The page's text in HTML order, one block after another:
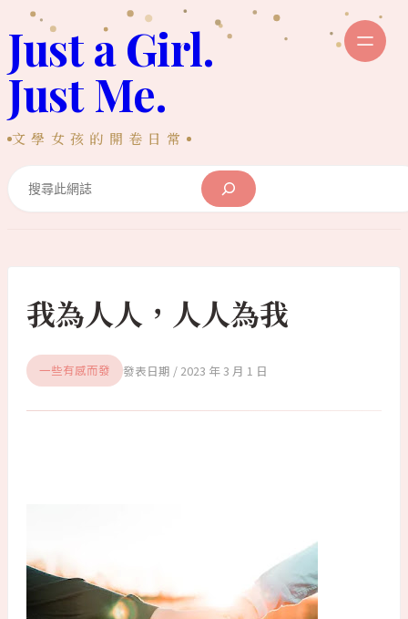
至
主
內
容
Just a Girl.
Just Me.
文學女孩的開卷日常
我為人人，人人為我
一些有感而發 2023 年 3 月 1 日